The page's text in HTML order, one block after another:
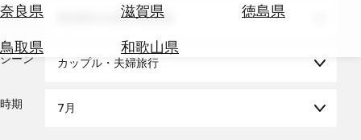
奈良県
滋賀県
徳島県
鳥取県
和歌山県
テ
を
テーマ 動物園&水族館&植物園
シーン カップル・夫婦旅行
時期 7月